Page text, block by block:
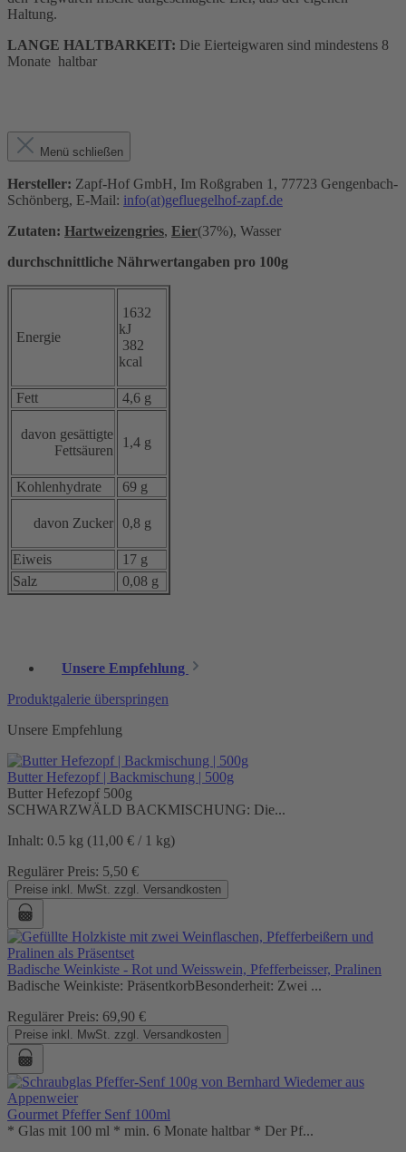
Haltung.
LANGE HALTBARKEIT: Die Eierteigwaren sind mindestens 8
Monate haltbar
Menü schließen
Hersteller: Zapf-Hof GmbH, Im Roßgraben 1, 77723 Gengenbach-
Schönberg, E-Mail: info(at)gefluegelhof-zapf.de
Zutaten: Hartweizengries, Eier(37%), Wasser
durchschnittliche Nährwertangaben pro 100g
Energie
1632
kJ
382
kcal
Fett 4,6 g
davon gesättigte
Fettsäuren
1,4 g
Kohlenhydrate 69 g
davon Zucker 0,8 g
Eiweis
17 g
Salz
0,08 g
Unsere Empfehlung
Produktgalerie überspringen
Unsere Empfehlung
Butter Hefezopf | Backmischung | 500g
Butter Hefezopf 500g
SCHWARZWÄLD BACKMISCHUNG: Die...
Inhalt: 0.5 kg (11,00 € / 1 kg)
Regulärer Preis: 5,50 €
Preise inkl. MwSt. zzgl. Versandkosten
Badische Weinkiste - Rot und Weisswein, Pfefferbeisser, Pralinen
Badische Weinkiste: PräsentkorbBesonderheit: Zwei ...
Regulärer Preis: 69,90 €
Preise inkl. MwSt. zzgl. Versandkosten
Gourmet Pfeffer Senf 100ml
* Glas mit 100 ml * min. 6 Monate haltbar * Der Pf...